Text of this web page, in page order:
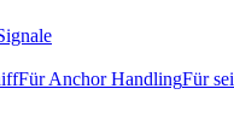
Für Anchor HandlingFür